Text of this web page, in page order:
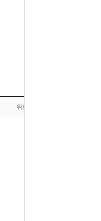
위로 올라가기